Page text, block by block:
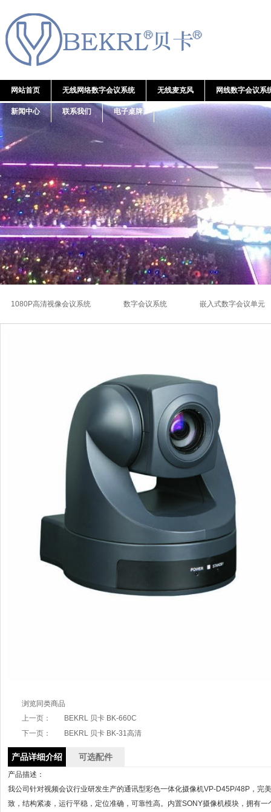
网站首页 无线网络数字会议系统 无线麦克风 网线数字会议系
新闻中心 联系我们 电子桌牌
1080P高清视像会议系统 数字会议系统 嵌入式数字会议单元
浏览同类商品
上一页：
BEKRL 贝卡 BK-660C
下一页：
BEKRL 贝卡 BK-31高清
产品详细介绍 可选配件
产品描述：
我公司针对视频会议行业研发生产的通讯型彩色一体化摄像机VP-D45P/48P，
致，结构紧凑，运行平稳，定位准确，可靠性高。内置SONY摄像机模块，拥有